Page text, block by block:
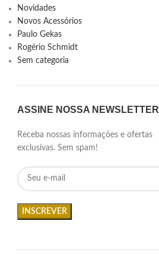
Novidades
Novos Acessórios
Paulo Gekas
Rogério Schmidt
Sem categoria
ASSINE NOSSA NEWSLETTER
Receba nossas informações e ofertas
exclusivas. Sem spam!